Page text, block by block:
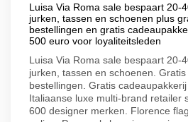
Luisa Via Roma sale bespaart 20-
jurken, tassen en schoenen plus
bestellingen en gratis
500 euro voor loyaliteitsleden
Luisa Via Roma sale bespaart 20-
jurken, tassen en schoenen.
bestellingen. Gratis
Italiaanse luxe multi-brand retailer
600 designer merken. Florence